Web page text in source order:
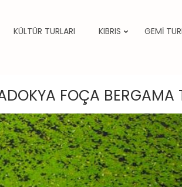
KÜLTÜR TURLARI KIBRIS GEMİ
FOÇA BERGAMA